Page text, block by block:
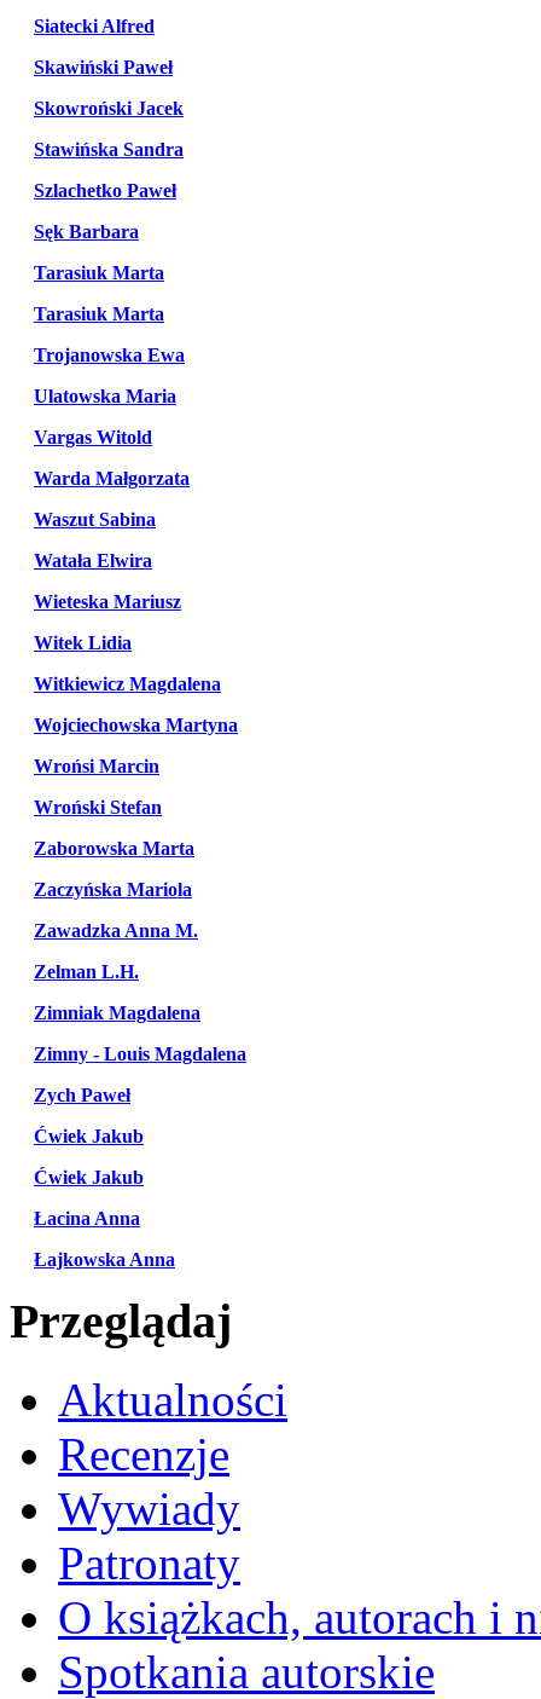
Siatecki Alfred
Skawiński Paweł
Skowroński Jacek
Stawińska Sandra
Szlachetko Paweł
Sęk Barbara
Tarasiuk Marta
Tarasiuk Marta
Trojanowska Ewa
Ulatowska Maria
Vargas Witold
Warda Małgorzata
Waszut Sabina
Watała Elwira
Wieteska Mariusz
Witek Lidia
Witkiewicz Magdalena
Wojciechowska Martyna
Wrońsi Marcin
Wroński Stefan
Zaborowska Marta
Zaczyńska Mariola
Zawadzka Anna M.
Zelman L.H.
Zimniak Magdalena
Zimny - Louis Magdalena
Zych Paweł
Ćwiek Jakub
Ćwiek Jakub
Łacina Anna
Łajkowska Anna
Przeglądaj
Aktualności
Recenzje
Wywiady
Patronaty
O książkach, autorach i
Spotkania autorskie